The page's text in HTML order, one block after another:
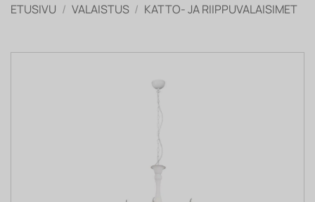
ETUSIVU / VALAISTUS / KATTO- JA RIIPPUVALAISIMET